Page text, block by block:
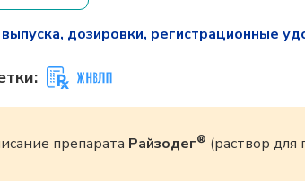
дозировки, регистрационные
препарата Райзодег® (раствор